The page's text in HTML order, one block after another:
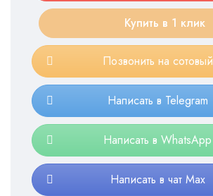
Купить в 1 клик
Позвонить на сотовый
Написать в Telegram
Написать в WhatsApp
Написать в чат Max